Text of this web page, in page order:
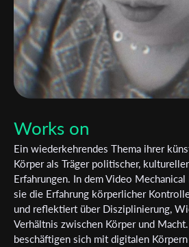
Works on
Ein wiederkehrendes Thema ihrer
Körper als Träger politischer,
Erfahrungen. In dem Video
sie die Erfahrung körperlicher
und reflektiert über Disziplinierung,
Verhältnis zwischen Körper und
beschäftigen sich mit digitalen